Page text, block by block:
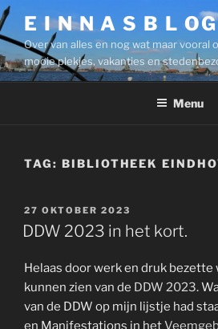
Ga
naar
de
inhoud
E I N N A S B L OG
Over van alles en nog wat maar vooral
mooie plekjes, vakanties en
Menu
TAG: BIBLIOTHEEK
GEPLAATST
OP
27 OKTOBER 2023
DDW 2023 in het kort.
Helaas door werk en druk
kunnen zien van de DDW 2023.
van de DDW op mijn lijstje had
en Manifestations in het